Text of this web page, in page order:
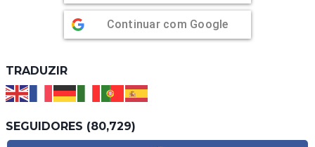
Continuar com Google
TRADUZIR
SEGUIDORES (80,729)